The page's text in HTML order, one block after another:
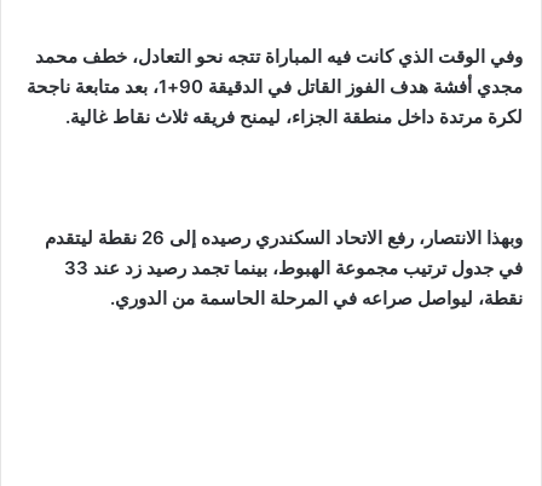
وفي الوقت الذي كانت فيه المباراة تتجه نحو التعادل، خطف محمد
مجدي أفشة هدف الفوز القاتل في الدقيقة 90+1، بعد متابعة ناجحة
لكرة مرتدة داخل منطقة الجزاء، ليمنح فريقه ثلاث نقاط غالية.
وبهذا الانتصار، رفع الاتحاد السكندري رصيده إلى 26 نقطة ليتقدم
في جدول ترتيب مجموعة الهبوط، بينما تجمد رصيد زد عند 33
نقطة، ليواصل صراعه في المرحلة الحاسمة من الدوري.